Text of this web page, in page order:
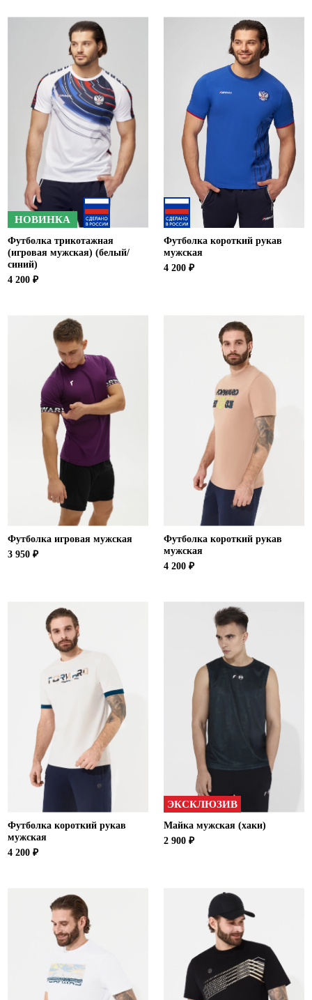
НОВИНКА
Футболка трикотажная
(игровая мужская) (белый/
синий)
4 200 ₽
Футболка короткий рукав
мужская
4 200 ₽
Футболка игровая мужская
3 950 ₽
Футболка короткий рукав
мужская
4 200 ₽
Футболка короткий рукав
мужская
4 200 ₽
ЭКСКЛЮЗИВ
Майка мужская (хаки)
2 900 ₽